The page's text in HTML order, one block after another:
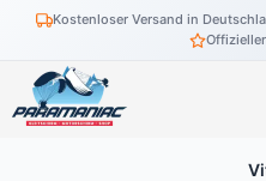
Kostenloser Versand in